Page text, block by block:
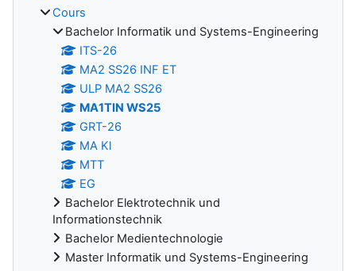
Cours
Bachelor Informatik und Systems-Engineering
ITS-26
MA2 SS26 INF ET
ULP MA2 SS26
MA1TIN WS25
GRT-26
MA Kl
MTT
EG
Bachelor Elektrotechnik und
Informationstechnik
Bachelor Medientechnologie
Master Informatik und Systems-Engineering